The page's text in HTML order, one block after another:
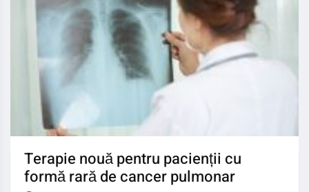
Terapie nouă pentru pacienții cu
formă rară de cancer pulmonar